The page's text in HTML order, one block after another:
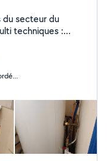
techniques :